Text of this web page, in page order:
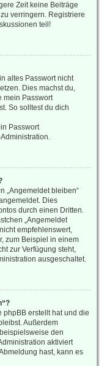
Zeit keine Beiträge
verringern. Registriere
teil!
altes Passwort nicht
Dies machst du,
mein Passwort
So solltest du dich
Passwort
„Angemeldet bleiben“
Dies
durch einen Dritten.
„Angemeldet
empfehlenswert,
zum Beispiel in einem
zur Verfügung steht,
ausgeschaltet.
phpBB erstellt hat und die
Außerdem
den
aktiviert
hast, kann es